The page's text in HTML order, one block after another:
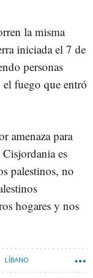
la misma
iniciada el 7 de
personas
el fuego que entró
amenaza para
es
palestinos, no
hogares y nos
LÍBANO